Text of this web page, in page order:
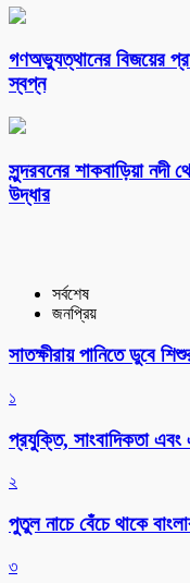
গণঅভ্যুত্থানের বিজয়ের
স্বপ্ন
সুন্দরবনের শাকবাড়িয়া নদী
উদ্ধার
সর্বশেষ
জনপ্রিয়
সাতক্ষীরায় পানিতে ডুবে
১
প্রযুক্তি, সাংবাদিকতা
২
পুতুল নাচে বেঁচে থাকে
৩